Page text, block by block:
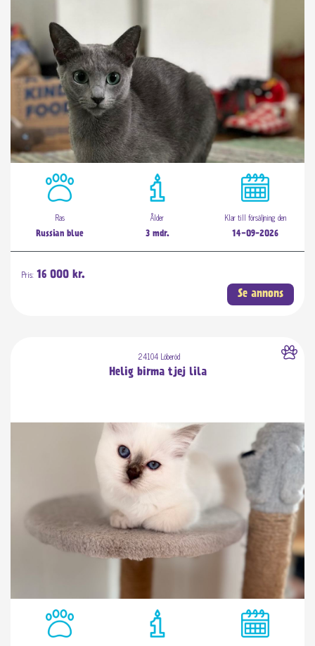
Ras
Russian blue
Ålder
3 mdr.
Klar till försäljning den
14-09-2026
Pris: 16 000 kr.
Se annons
24104 Löberöd
Helig birma tjej lila